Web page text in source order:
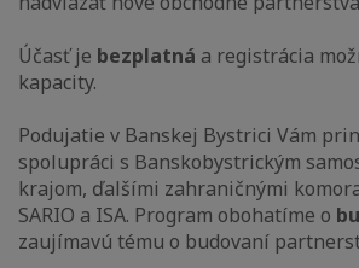
Účasť je bezplatná a registrácia
kapacity.
Podujatie v Banskej Bystrici Vám
spolupráci s Banskobystrickým
krajom, ďalšími zahraničnými
SARIO a ISA. Program obohatíme o
zaujímavú tému o budovaní